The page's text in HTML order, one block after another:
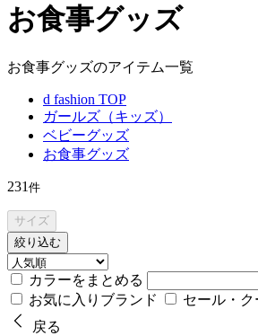
お食事グッズ
お食事グッズのアイテム一覧
d fashion TOP
ガールズ（キッズ）
ベビーグッズ
お食事グッズ
231 件
サイズ
絞り込む
カラーをまとめる
お気に入りブランド
セール・ク
戻る